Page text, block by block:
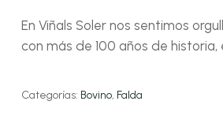
En Viñals Soler nos sentimos
con más de 100 años de
Categorías: Bovino, Falda